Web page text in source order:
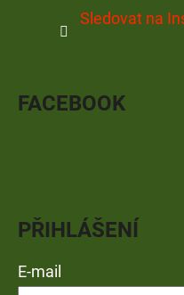
Sledovat na
FACEBOOK
PŘIHLÁŠENÍ
E-mail